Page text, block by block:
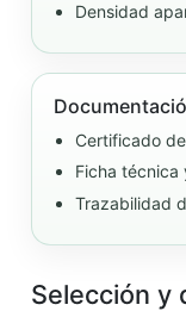
Densidad
Certificado
Ficha técnica
Trazabilidad
Selección y